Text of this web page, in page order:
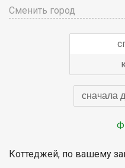
Сменить город
сначала
Коттеджей, по вашему